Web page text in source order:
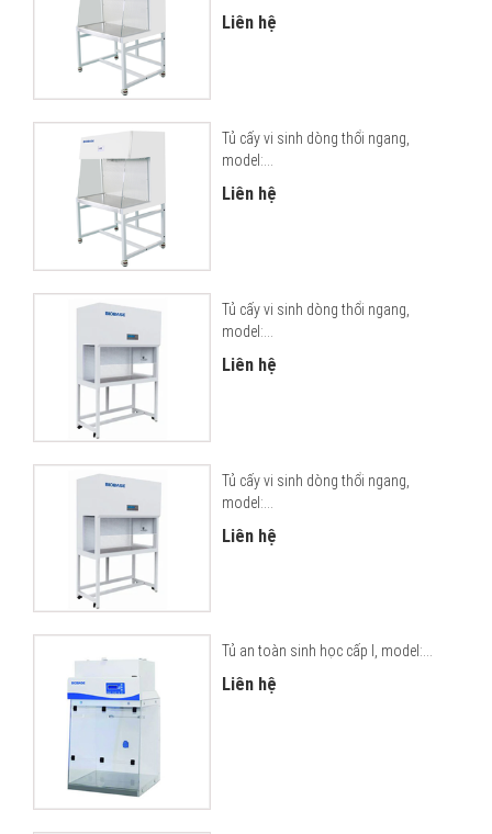
Liên hệ
Tủ cấy vi sinh dòng thổi ngang,
model:...
Liên hệ
Tủ cấy vi sinh dòng thổi ngang,
model:...
Liên hệ
Tủ cấy vi sinh dòng thổi ngang,
model:...
Liên hệ
Tủ an toàn sinh học cấp I, model:...
Liên hệ